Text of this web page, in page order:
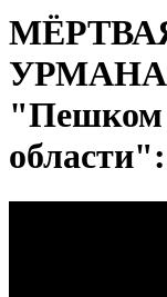
УРМАНА |
"Пешком